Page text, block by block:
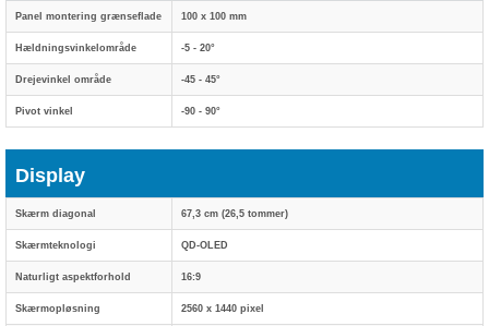
Panel montering grænseflade 100 x 100 mm
Hældningsvinkelområde -5 - 20°
Drejevinkel område -45 - 45°
Pivot vinkel -90 - 90°
Display
Skærm diagonal 67,3 cm (26,5 tommer)
Skærmteknologi QD-OLED
Naturligt aspektforhold 16:9
Skærmopløsning 2560 x 1440 pixel